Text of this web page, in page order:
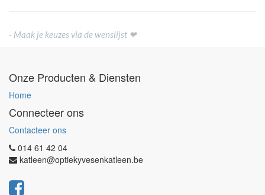
- Maak je keuzes via de wenslijst ❤
Onze Producten & Diensten
Home
Connecteer ons
Contacteer ons
014 61 42 04
katleen@optiekyvesenkatleen.be